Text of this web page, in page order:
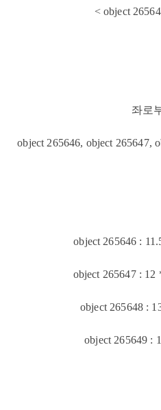
< object
좌로
object 265646, object 265647,
object 265646 :
object 265647 :
object 265648 :
object 265649 :